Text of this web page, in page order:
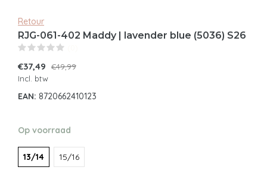
Retour
RJG-061-402 Maddy | lavender blue (5036) S26
€37,49
€49,99
Incl. btw
EAN: 8720662410123
Op voorraad
13/14 15/16